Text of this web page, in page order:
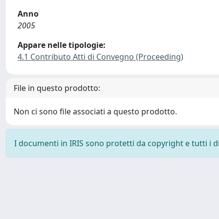
Anno
2005
Appare nelle tipologie:
4.1 Contributo Atti di Convegno (Proceeding)
File in questo prodotto:
Non ci sono file associati a questo prodotto.
I documenti in IRIS sono protetti da copyright e tutti i